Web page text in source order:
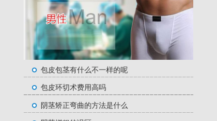
包皮包茎有什么不一样的呢
包皮环切术费用高吗
阴茎矫正弯曲的方法是什么